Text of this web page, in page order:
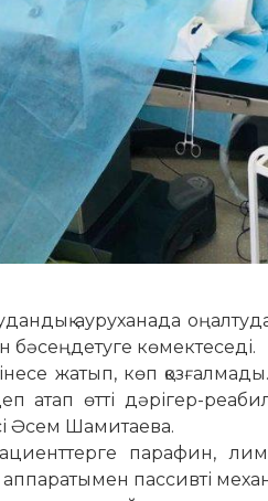
ауруханада
көмектеседі.
жатып, көп
атап өтті дәрігер-
Әсем Шамитаева.
парафин,
пассивті